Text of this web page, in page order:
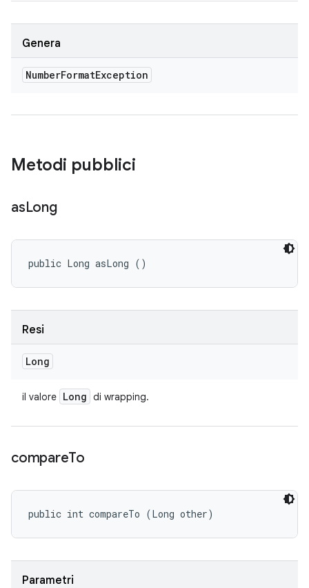
Genera
NumberFormatException
Metodi pubblici
asLong
public Long asLong ()
Resi
Long
il valore Long di wrapping.
compareTo
public int compareTo (Long other)
Parametri